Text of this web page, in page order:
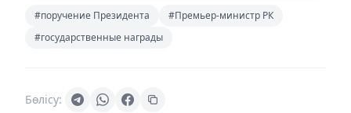
#поручение Президента
#Премьер-министр РК
#государственные награды
Бөлісу: